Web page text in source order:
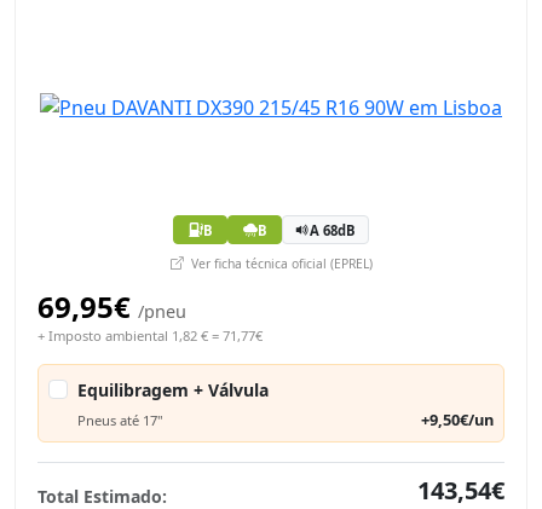
B B A 68dB
Ver ficha técnica oficial (EPREL)
69,95€ /pneu
+ Imposto ambiental 1,82 € = 71,77€
Equilibragem + Válvula
Pneus até 17" +9,50€/un
Total Estimado:
143,54€